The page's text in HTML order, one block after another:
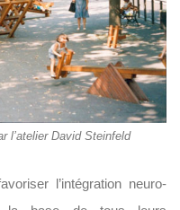
l’atelier David Steinfeld
l’intégration neuro-